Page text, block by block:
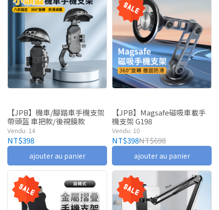
【JPB】機車/腳踏車手機支架
帶頭盔 車把款/後視鏡款
Vendu: 14
NT$398
ajouter au panier
【JPB】Magsafe磁吸車載手
機支架 G198
Vendu: 10
NT$398NT$698
ajouter au panier